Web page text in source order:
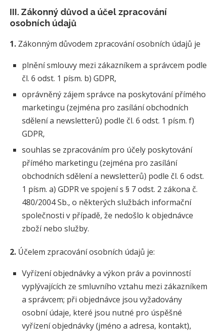
III. Zákonný důvod a účel zpracování
osobních údajů
1. Zákonným důvodem zpracování osobních údajů je
plnění smlouvy mezi zákazníkem a správcem podle
čl. 6 odst. 1 písm. b) GDPR,
oprávněný zájem správce na poskytování přímého
marketingu (zejména pro zasílání obchodních
sdělení a newsletterů) podle čl. 6 odst. 1 písm. f)
GDPR,
souhlas se zpracováním pro účely poskytování
přímého marketingu (zejména pro zasílání
obchodních sdělení a newsletterů) podle čl. 6 odst.
1 písm. a) GDPR ve spojení s § 7 odst. 2 zákona č.
480/2004 Sb., o některých službách informační
společnosti v případě, že nedošlo k objednávce
zboží nebo služby.
2. Účelem zpracování osobních údajů je:
Vyřízení objednávky a výkon práv a povinností
vyplývajících ze smluvního vztahu mezi zákazníkem
a správcem; při objednávce jsou vyžadovány
osobní údaje, které jsou nutné pro úspěšné
vyřízení objednávky (jméno a adresa, kontakt),